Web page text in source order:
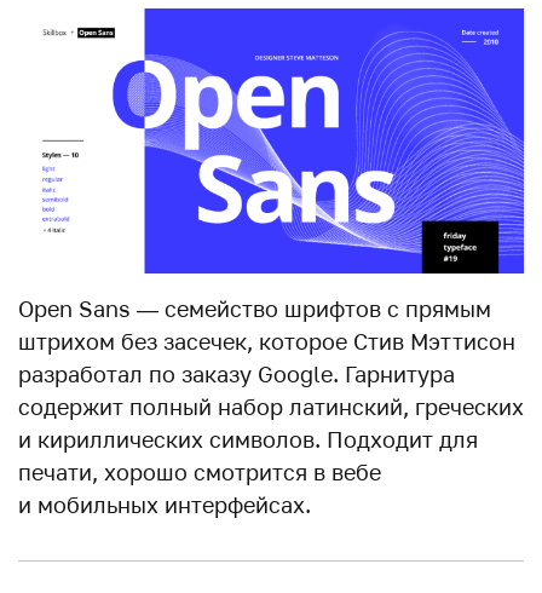
Open Sans — семейство шрифтов с прямым
штрихом без засечек, которое Стив Мэттисон
разработал по заказу Google. Гарнитура
содержит полный набор латинский, греческих
и кириллических символов. Подходит для
печати, хорошо смотрится в вебе
и мобильных интерфейсах.